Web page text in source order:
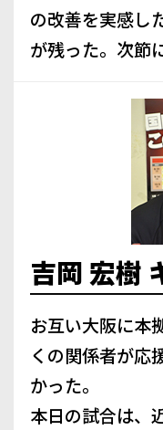
の改善を実感し
が残った。次節
吉岡 宏樹
お互い大阪に本
くの関係者が応
かった。
本日の試合は、